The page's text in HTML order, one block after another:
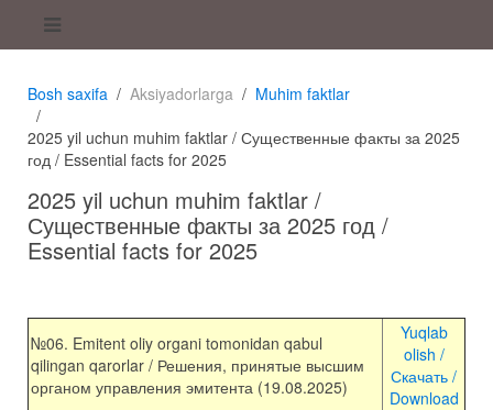
Bosh saxifa Aksiyadorlarga
Muhim faktlar
2025 yil uchun muhim faktlar / Существенные факты за 2025
год / Essential facts for 2025
2025 yil uchun muhim faktlar /
Существенные факты за 2025 год /
Essential facts for 2025
№06. Emitent oliy organi tomonidan qabul
qilingan qarorlar / Решения, принятые высшим
органом управления эмитента (19.08.2025)
Yuqlab
olish /
Скачать /
Download